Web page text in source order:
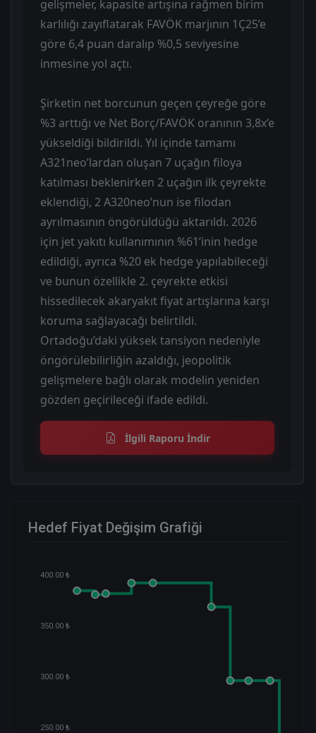
gelişmeler, kapasite artışına rağmen birim
karlılığı zayıflatarak FAVÖK marjının 1Ç25’e
göre 6,4 puan daralıp %0,5 seviyesine
inmesine yol açtı.
Şirketin net borcunun geçen çeyreğe göre
%3 arttığı ve Net Borç/FAVÖK oranının 3,8x’e
yükseldiği bildirildi. Yıl içinde tamamı
A321neo’lardan oluşan 7 uçağın filoya
katılması beklenirken 2 uçağın ilk çeyrekte
eklendiği, 2 A320neo’nun ise filodan
ayrılmasının öngörüldüğü aktarıldı. 2026
için jet yakıtı kullanımının %61’inin hedge
edildiği, ayrıca %20 ek hedge yapılabileceği
ve bunun özellikle 2. çeyrekte etkisi
hissedilecek akaryakıt fiyat artışlarına karşı
koruma sağlayacağı belirtildi.
Ortadoğu’daki yüksek tansiyon nedeniyle
öngörülebilirliğin azaldığı, jeopolitik
gelişmelere bağlı olarak modelin yeniden
gözden geçirileceği ifade edildi.
İlgili Raporu İndir
Hedef Fiyat Değişim Grafiği
400.00 ₺
350.00 ₺
300.00 ₺
250.00 ₺